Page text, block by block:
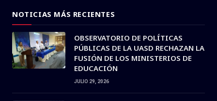
NOTICIAS MÁS RECIENTES
OBSERVATORIO DE POLÍTICAS
PÚBLICAS DE LA UASD RECHAZAN LA
FUSIÓN DE LOS MINISTERIOS DE
EDUCACIÓN
JULIO 29, 2026